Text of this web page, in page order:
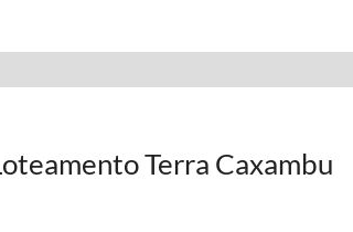
Terra Caxambu